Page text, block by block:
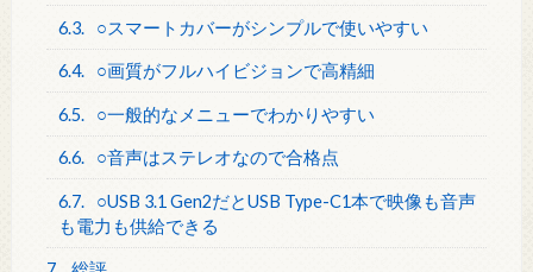
6.3. ○スマートカバーがシンプルで使いやすい
6.4. ○画質がフルハイビジョンで高精細
6.5. ○一般的なメニューでわかりやすい
6.6. ○音声はステレオなので合格点
6.7.
○USB 3.1 Gen2だとUSB Type-C1本で映像も音声
も電力も供給できる